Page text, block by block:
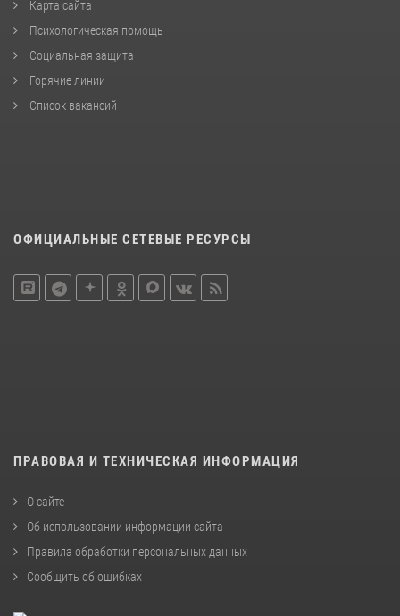
Карта сайта
Психологическая помощь
Социальная защита
Горячие линии
Список вакансий
ОФИЦИАЛЬНЫЕ СЕТЕВЫЕ РЕСУРСЫ
ПРАВОВАЯ И ТЕХНИЧЕСКАЯ ИНФОРМАЦИЯ
О сайте
Об использовании информации сайта
Правила обработки персональных данных
Сообщить об ошибках